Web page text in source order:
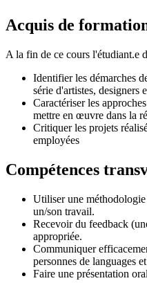
Acquis de
A la fin de ce cours l'étudiant.e
Identifier les démarches
série d'artistes, designers
Caractériser les
mettre en œuvre dans la
Critiquer les projets
employées
Compétences
Utiliser une
un/son travail.
Recevoir du feedback
appropriée.
Communiquer
personnes de languages
Faire une présentation